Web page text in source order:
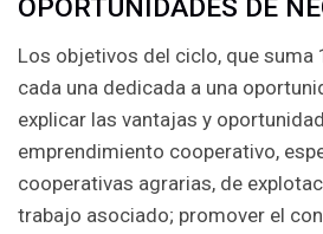
OPORTUNIDADES DE
Los objetivos del ciclo, que suma
cada una dedicada a una
explicar las vantajas y
emprendimiento cooperativo,
cooperativas agrarias, de
trabajo asociado; promover el